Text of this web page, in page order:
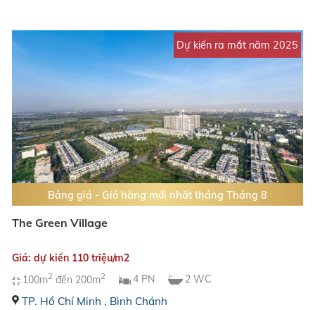
Dự kiến ra mắt năm 2025
Bảng giá - Giỏ hàng mới nhất tháng Tháng 8
The Green Village
Giá: dự kiến 110 triệu/m2
100m2 đến 200m2 4 PN 2 WC
TP. Hồ Chí Minh , Bình Chánh